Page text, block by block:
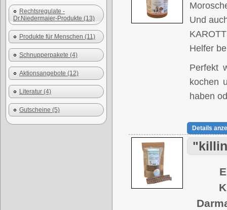
Rechtsregulate -
Dr.Niedermaier-Produkte (13)
Produkte für Menschen (11)
Schnupperpakete (4)
Aktionsangebote (12)
Literatur (4)
Gutscheine (5)
Und
Helfer
Perfekt
kochen
haben
Details